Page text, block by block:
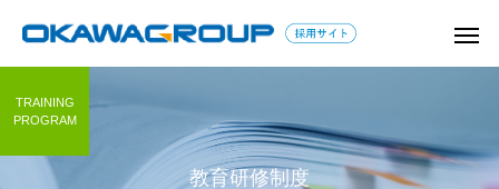
教育研修制度
TRAINING
PROGRAM